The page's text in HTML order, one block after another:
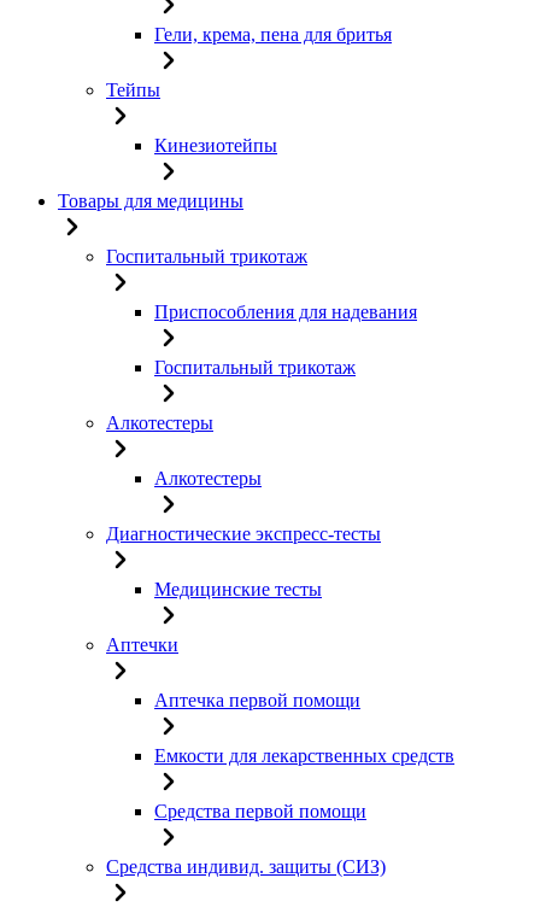
Гели, крема, пена для бритья
Тейпы
Кинезиотейпы
Товары для медицины
Госпитальный трикотаж
Приспособления для надевания
Госпитальный трикотаж
Алкотестеры
Алкотестеры
Диагностические экспресс-тесты
Медицинские тесты
Аптечки
Аптечка первой помощи
Емкости для лекарственных средств
Средства первой помощи
Средства индивид. защиты (СИЗ)